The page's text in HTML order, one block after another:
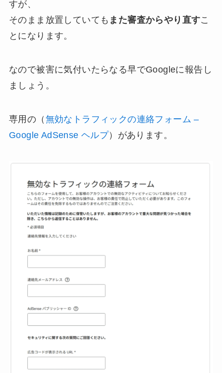
すが、
そのまま放置していても また審査からやり直すこ
とになります。
なので被害に気付いたらなる早でGoogleに報告し
ましょう。
専用の（ 無効なトラフィックの連絡フォーム –
Google AdSense ヘルプ）があります。